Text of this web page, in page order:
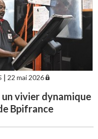
| 22 mai 2026
vivier dynamique
Bpifrance